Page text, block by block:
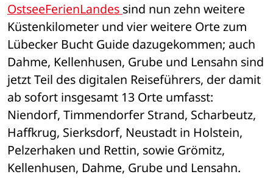
OstseeFerienLandes sind nun zehn weitere
Küstenkilometer und vier weitere Orte zum
Lübecker Bucht Guide dazugekommen; auch
Dahme, Kellenhusen, Grube und Lensahn sind
jetzt Teil des digitalen Reiseführers, der damit
ab sofort insgesamt 13 Orte umfasst:
Niendorf, Timmendorfer Strand, Scharbeutz,
Haffkrug, Sierksdorf, Neustadt in Holstein,
Pelzerhaken und Rettin, sowie Grömitz,
Kellenhusen, Dahme, Grube und Lensahn.